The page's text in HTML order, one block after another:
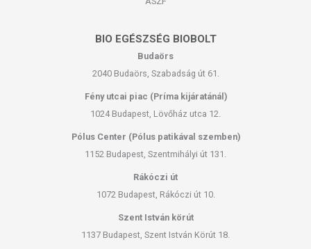
BIO EGÉSZSÉG BIOBOLT
Budaörs
2040 Budaörs, Szabadság út 61.
Fény utcai piac (Príma kijáratánál)
1024 Budapest, Lövőház utca 12.
Pólus Center (Pólus patikával szemben)
1152 Budapest, Szentmihályi út 131.
Rákóczi út
1072 Budapest, Rákóczi út 10.
Szent István körút
1137 Budapest, Szent István Körút 18.